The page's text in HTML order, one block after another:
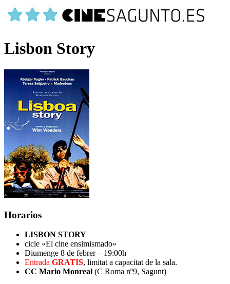
Lisbon Story
Horarios
LISBON STORY
cicle «El cine ensimismado»
Diumenge 8 de febrer – 19:00h
Entrada GRATIS, limitat a capacitat de la sala.
CC Mario Monreal (C Roma nº9, Sagunt)